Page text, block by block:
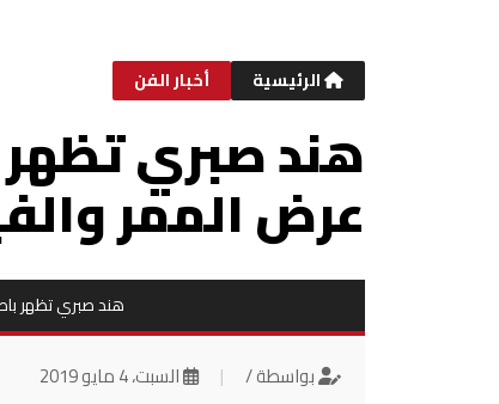
الرئيسية أخبار الفن
هند صبري تظهر
عرض الممر
هند صبري تظهر
بواسطة / | السبت، 4 مايو 2019